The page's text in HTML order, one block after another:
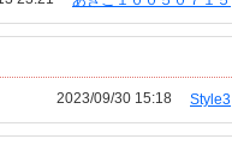
Style3
2023/09/30 15:18